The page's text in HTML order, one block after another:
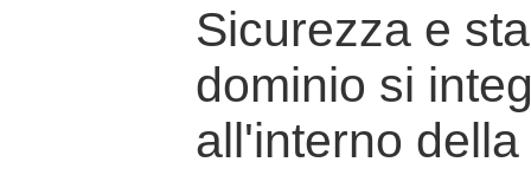
Sicurezza e
dominio si
all'interno